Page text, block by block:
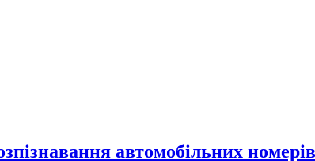
автомобільних номерів